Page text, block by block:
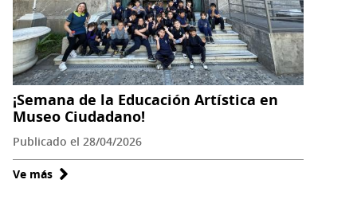
¡Semana de la Educación Artística en
Museo Ciudadano!
Publicado el 28/04/2026
Ve más sobre